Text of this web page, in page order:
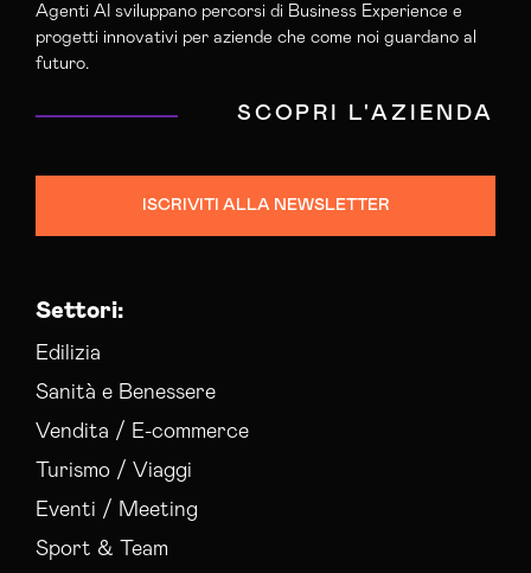
Agenti AI sviluppano percorsi di Business Experience e
progetti innovativi per aziende che come noi guardano al
futuro.
SCOPRI L'AZIENDA
ISCRIVITI ALLA NEWSLETTER
Settori:
Edilizia
Sanità e Benessere
Vendita / E-commerce
Turismo / Viaggi
Eventi / Meeting
Sport & Team